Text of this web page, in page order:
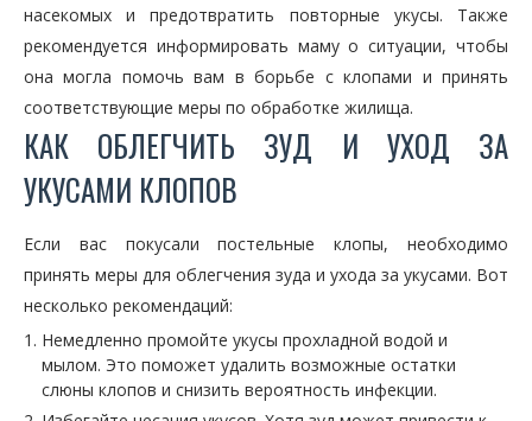
насекомых и предотвратить повторные укусы. Также
рекомендуется информировать маму о ситуации, чтобы
она могла помочь вам в борьбе с клопами и принять
соответствующие меры по обработке жилища.
КАК ОБЛЕГЧИТЬ ЗУД И УХОД ЗА
УКУСАМИ КЛОПОВ
Если вас покусали постельные клопы, необходимо
принять меры для облегчения зуда и ухода за укусами. Вот
несколько рекомендаций:
Немедленно промойте укусы прохладной водой и
мылом. Это поможет удалить возможные остатки
слюны клопов и снизить вероятность инфекции.